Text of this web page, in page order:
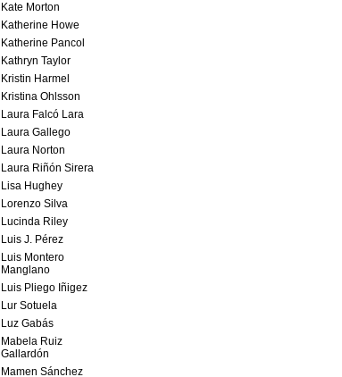
Kate Morton
Katherine Howe
Katherine Pancol
Kathryn Taylor
Kristin Harmel
Kristina Ohlsson
Laura Falcó Lara
Laura Gallego
Laura Norton
Laura Riñón Sirera
Lisa Hughey
Lorenzo Silva
Lucinda Riley
Luis J. Pérez
Luis Montero
Manglano
Luis Pliego Iñigez
Lur Sotuela
Luz Gabás
Mabela Ruiz
Gallardón
Mamen Sánchez